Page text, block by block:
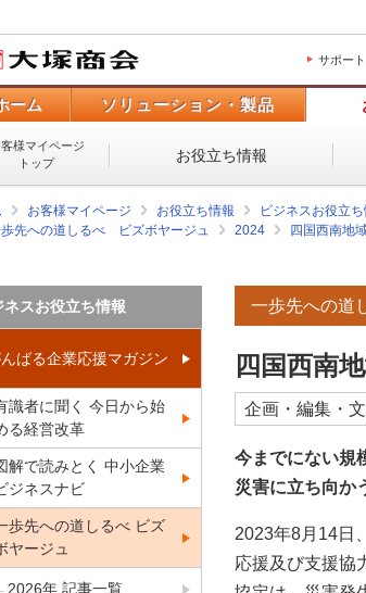
サポート
ーム ソリューション・製品
客様マイページ
トップ
お役立ち情報
お客様マイページ お役立ち情報 ビジネスお役立ち
先への道しるべ ビズボヤージュ
2024 四国西南地
一歩先への道
四国西南
企画・編集・
今までにない規
災害に立ち向か
2023年8月14日
応援及び支援協
ネスお役立ち情報
ばる企業応援マガジン
識者に聞く 今日から始
る経営改革
解で読みとく 中小企業
ジネスナビ
歩先への道しるべ ビズ
ヤージュ
2026年 記事一覧